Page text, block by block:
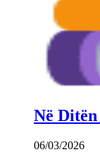
Në
06/03/2026